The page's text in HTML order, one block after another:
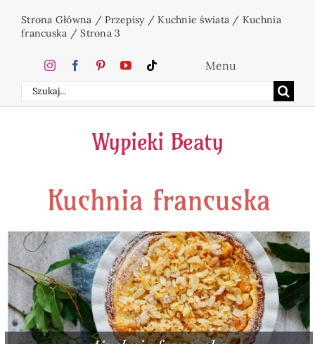
Strona Główna /Przepisy/Kuchnie świata / Kuchnia
francuska /Strona 3
Szukaj
Menu
Home
Ciasta
Desery
Święta
Napoje
Pieczywo
Wypieki Beaty
Kuchnia francuska